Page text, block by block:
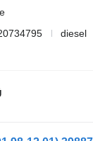
diesel